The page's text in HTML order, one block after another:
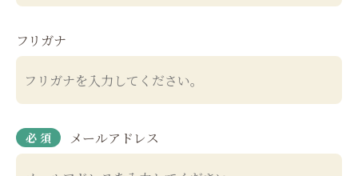
フリガナ
メールアドレス